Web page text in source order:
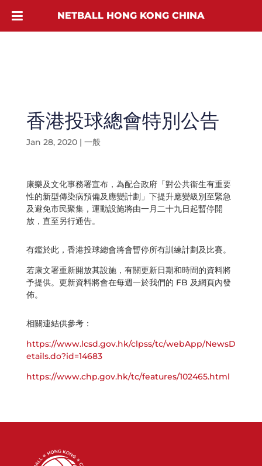
香港投球總會特別公告
Jan 28, 2020| 一般
康樂及文化事務署宣布，為配合政府「對公共衞生有重要
性的新型傳染病預備及應變計劃」下提升應變級別至緊急
及避免市民聚集，運動設施將由一月二十九日起暫停開
放，直至另行通告。
有鑑於此，香港投球總會將會暫停所有訓練計劃及比賽。
若康文署重新開放其設施，有關更新日期和時間的資料將
予提供。更新資料將會在每週一於我們的 FB 及網頁內發
佈。
相關連結供參考：
https://www.lcsd.gov.hk/clpss/tc/webApp/NewsD
etails.do?id=14683
https://www.chp.gov.hk/tc/features/102465.html
NETBALL HONG KONG CHINA